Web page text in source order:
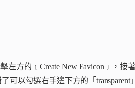
左方的﹝Create New Favicon﹞，接
可以勾選右手邊下方的「